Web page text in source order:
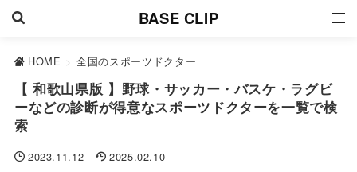
BASE CLIP
HOME > 全国のスポーツドクター
【 和歌山県版 】野球・サッカー・バスケ・ラグビ
ーなどの診断が得意なスポーツドクターを一覧で検
索
2023.11.12 2025.02.10